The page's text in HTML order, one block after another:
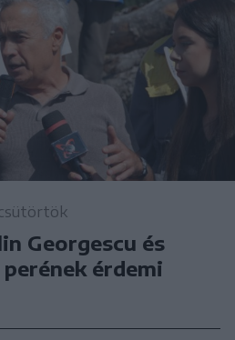
csütörtök
Georgescu és
érdemi